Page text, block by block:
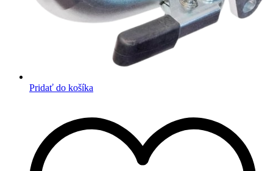
Pridať do košíka